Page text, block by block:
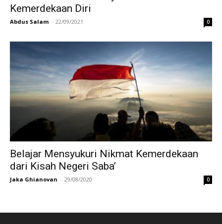
Kemerdekaan Diri
Abdus Salam - 22/09/2021 0
Belajar Mensyukuri Nikmat Kemerdekaan
dari Kisah Negeri Saba’
Jaka Ghianovan - 29/08/2020 0